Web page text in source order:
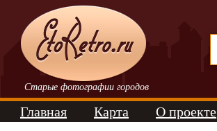
Старые фотографии городов
Главная Карта О проекте